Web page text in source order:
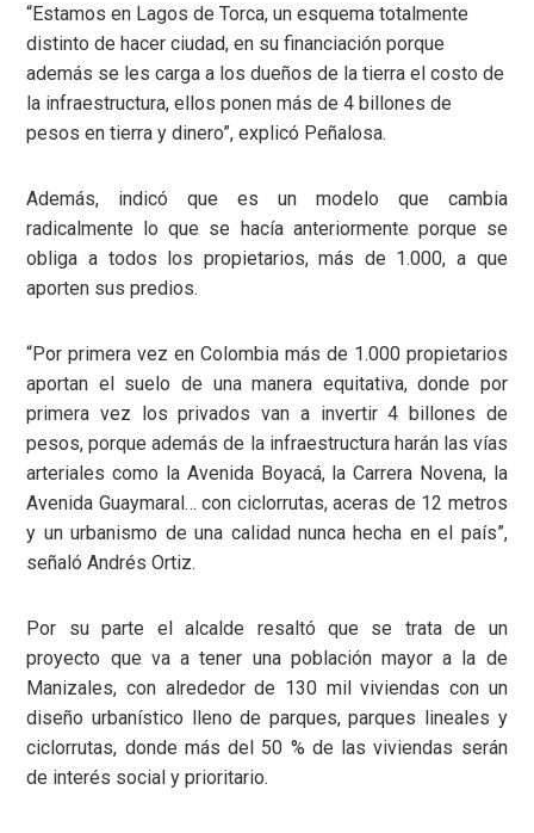
“Estamos en Lagos de Torca, un esquema totalmente
distinto de hacer ciudad, en su financiación porque
además se les carga a los dueños de la tierra el costo de
la infraestructura, ellos ponen más de 4 billones de
pesos en tierra y dinero”, explicó Peñalosa.
Además, indicó que es un modelo que cambia
radicalmente lo que se hacía anteriormente porque se
obliga a todos los propietarios, más de 1.000, a que
aporten sus predios.
“Por primera vez en Colombia más de 1.000 propietarios
aportan el suelo de una manera equitativa, donde por
primera vez los privados van a invertir 4 billones de
pesos, porque además de la infraestructura harán las vías
arteriales como la Avenida Boyacá, la Carrera Novena, la
Avenida Guaymaral… con ciclorrutas, aceras de 12 metros
y un urbanismo de una calidad nunca hecha en el país”,
señaló Andrés Ortiz.
Por su parte el alcalde resaltó que se trata de un
proyecto que va a tener una población mayor a la de
Manizales, con alrededor de 130 mil viviendas con un
diseño urbanístico lleno de parques, parques lineales y
ciclorrutas, donde más del 50 % de las viviendas serán
de interés social y prioritario.